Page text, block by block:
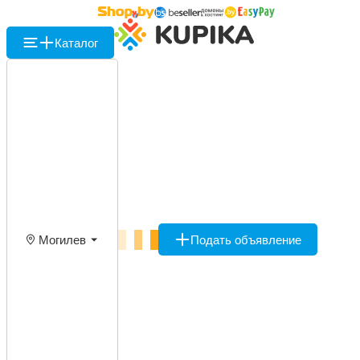
Каталог
Могилев Подать объявление